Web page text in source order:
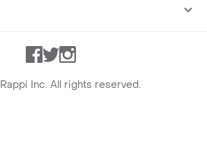
Facebook
TwitterInstagram
Rappi Inc. All rights reserved.